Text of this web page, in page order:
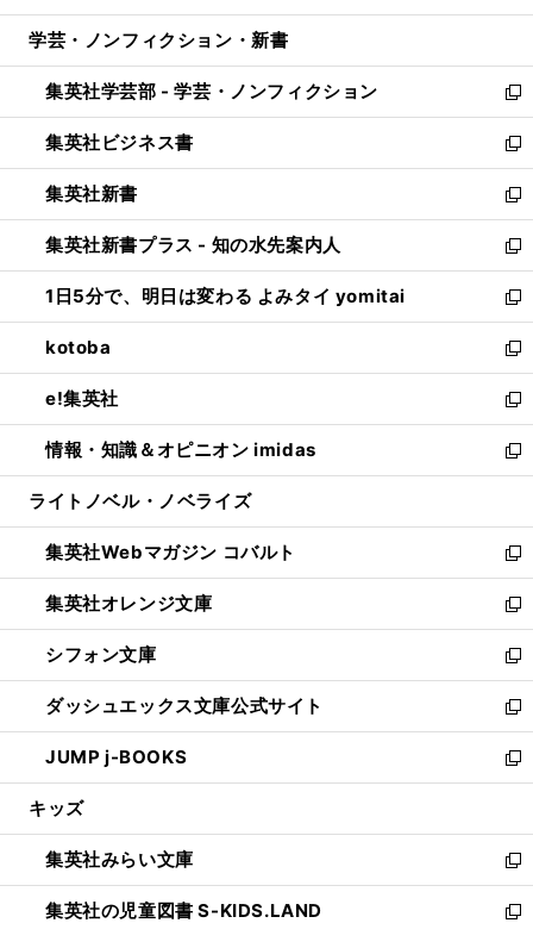
開
ウ
開
く
ン
ウ
で
開
く
ウ
ン
ド
ウ
で
開
く
し
ウ
ィ
ン
ド
ウ
で
開
く
学芸・ノンフィクション・新書
集英社学芸部 - 学芸・ノンフィクション
新
し
い
ウ
ィ
ン
ド
ウ
で
開
く
集英社ビジネス書
新
し
い
ウ
ィ
ン
ド
ウ
で
開
く
集英社新書
新
し
い
ウ
ィ
ン
ド
ウ
で
開
く
集英社新書プラス - 知の水先案内人
新
し
い
ウ
ィ
ン
ド
ウ
で
開
1日5分で、明日は変わる よみタイ yomitai
新
し
い
ウ
ィ
ン
ド
ウ
開
く
kotoba
新
し
い
ウ
ィ
ン
ウ
で
開
く
e!集英社
新
し
い
ウ
ン
ド
ウ
で
開
く
情報・知識＆オピニオン imidas
新
し
ウ
ィ
ン
ド
ウ
で
開
く
ライトノベル・ノベライズ
集英社Webマガジン コバルト
新
し
い
ウ
ィ
ン
ド
ウ
で
開
集英社オレンジ文庫
新
し
い
ウ
ィ
ン
ド
ウ
開
く
シフォン文庫
新
し
い
ウ
ィ
ン
ウ
で
開
く
ダッシュエックス文庫公式サイト
新
し
い
ウ
ン
ド
ウ
で
JUMP j-BOOKS
新
し
ウ
ィ
ン
ド
キッズ
集英社みらい文庫
新
し
い
集英社の児童図書 S-KIDS.LAND
新